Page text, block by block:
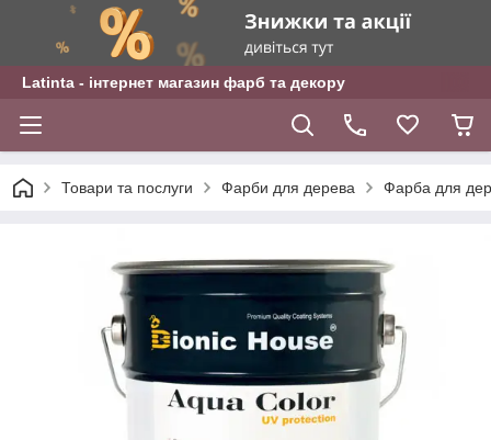
Latinta - інтернет магазин фарб та декору
Товари та послуги Фарби для дерева Фарба для